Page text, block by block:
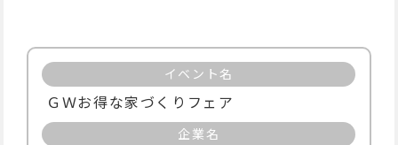
イベント名
ＧＷお得な家づくりフェア
企業名